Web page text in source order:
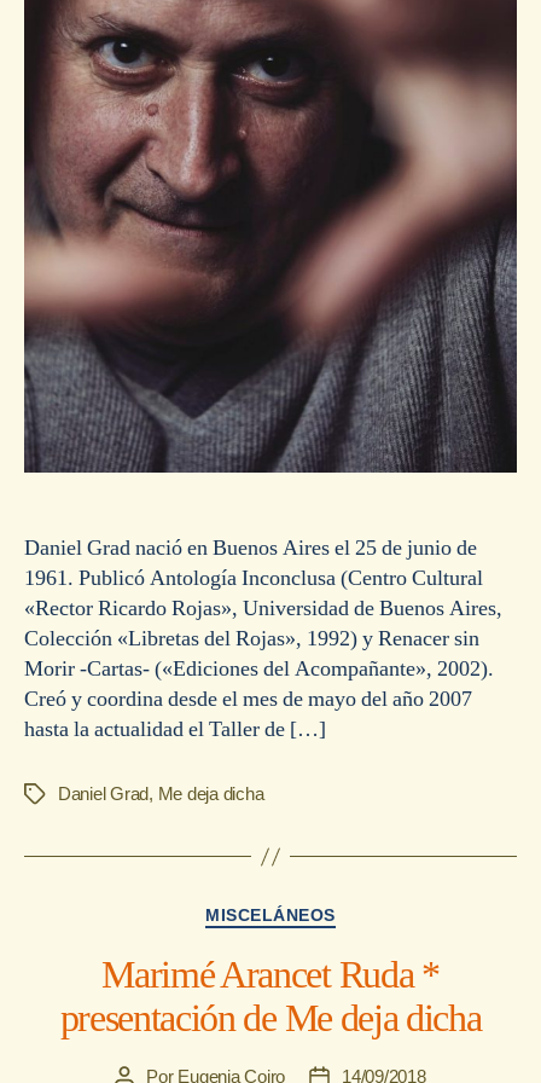
Daniel Grad nació en Buenos Aires el 25 de junio de
1961. Publicó Antología Inconclusa (Centro Cultural
«Rector Ricardo Rojas», Universidad de Buenos Aires,
Colección «Libretas del Rojas», 1992) y Renacer sin
Morir -Cartas- («Ediciones del Acompañante», 2002).
Creó y coordina desde el mes de mayo del año 2007
hasta la actualidad el Taller de […]
EtiquetasDaniel Grad, Me deja dicha
Categorías
MISCELÁNEOS
Marimé Arancet Ruda *
presentación de Me deja dicha
Autor
Por Eugenia Coiro Fecha14/09/2018